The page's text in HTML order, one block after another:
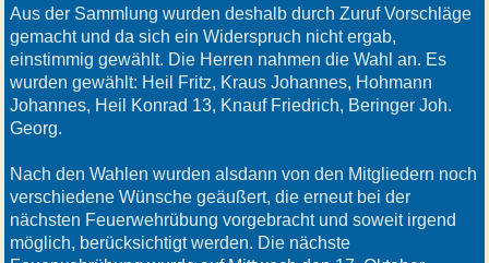
Aus der Sammlung wurden deshalb durch Zuruf Vorschläge
gemacht und da sich ein Widerspruch nicht ergab,
einstimmig gewählt. Die Herren nahmen die Wahl an. Es
wurden gewählt: Heil Fritz, Kraus Johannes, Hohmann
Johannes, Heil Konrad 13, Knauf Friedrich, Beringer Joh.
Georg.
Nach den Wahlen wurden alsdann von den Mitgliedern noch
verschiedene Wünsche geäußert, die erneut bei der
nächsten Feuerwehrübung vorgebracht und soweit irgend
möglich, berücksichtigt werden. Die nächste